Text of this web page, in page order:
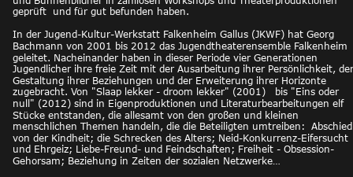
geprüft  und für gut befunden haben.
In der Jugend-Kultur-Werkstatt Falkenheim Gallus (JKWF) hat Georg
Bachmann von 2001 bis 2012 das Jugendtheaterensemble Falkenheim
geleitet. Nacheinander haben in dieser Periode vier Generationen
Jugendlicher ihre freie Zeit mit der Ausarbeitung ihrer Persönlichkeit,
Gestaltung ihrer Beziehungen und der Erweiterung ihrer Horizonte
zugebracht. Von "Slaap lekker - droom lekker" (2001)   bis "Eins oder
null" (2012) sind in Eigenproduktionen und Literaturbearbeitungen elf
Stücke entstanden, die allesamt von den großen und kleinen
menschlichen Themen handeln, die die Beteiligten umtreiben:
von der Kindheit; die Schrecken des Alters; Neid-Konkurrenz-Eifersucht
und Ehrgeiz; Liebe-Freund- und Feindschaften; Freiheit - Obsession-
Gehorsam; Beziehung in Zeiten der sozialen Netzwerke…